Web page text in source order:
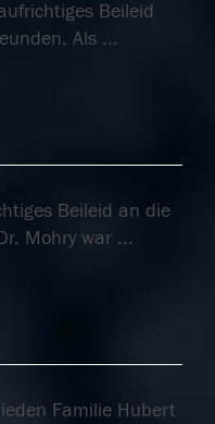
Beileid
Als ...
Beileid an die
Mohry war ...
Familie Hubert